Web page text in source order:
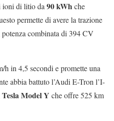
ioni di litio da 90 kWhche
permette di avere la trazione
combinata di 394 CV
in 4,5 secondi e promette una
abbia battuto l’Audi E-Tron l’I-
Tesla Model Y che offre 525 km